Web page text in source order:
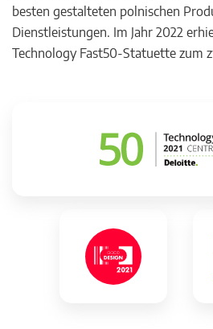
besten gestalteten polnischen
Dienstleistungen. Im Jahr 2022
Technology Fast50-Statuette zum